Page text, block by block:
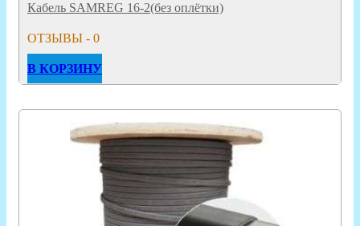
Кабель SAMREG 16-2(без оплётки)
ОТЗЫВЫ - 0
В КОРЗИНУ